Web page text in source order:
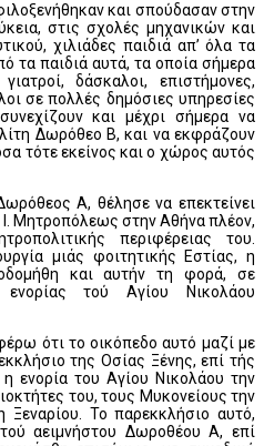
και σπούδασαν στην
στις σχολές μηχανικών και
χιλιάδες παιδιά απ’ όλα τα
τα παιδιά αυτά, τα οποία σήμερα
γιατροί, δάσκαλοι, επιστήμονες,
σε πολλές δημόσιες υπηρεσίες
και μέχρι σήμερα να
Δωρόθεο Β, και να εκφράζουν
τότε εκείνος και ο χώρος αυτός
Α, θέλησε να επεκτείνει
Ι. Μητροπόλεως στην Αθήνα πλέον,
περιφέρειας του.
μιάς φοιτητικής Εστίας, η
και αυτήν τη φορά, σε
ενορίας τού Αγίου Νικολάου
ότι το οικόπεδο αυτό μαζί με
της Οσίας Ξένης, επί τής
ενορία του Αγίου Νικολάου την
του, τους Μυκονείους την
Ξεναρίου. Το παρεκκλήσιο αυτό,
αειμνήστου Δωροθέου Α, επί